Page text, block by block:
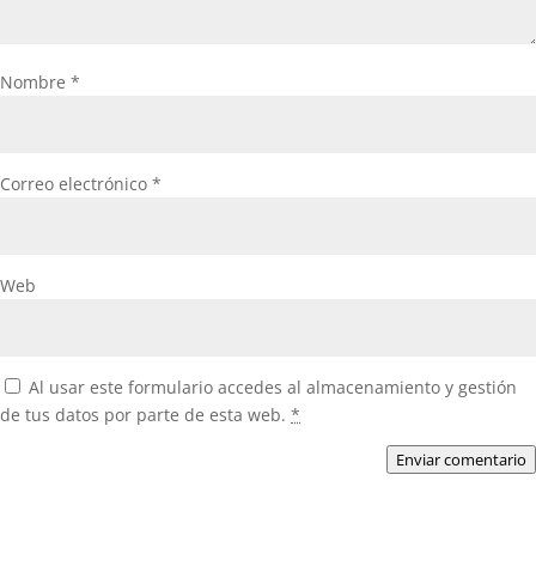
Nombre *
Correo electrónico *
Web
Al usar este formulario accedes al almacenamiento y gestión
de tus datos por parte de esta web. *
Enviar comentario